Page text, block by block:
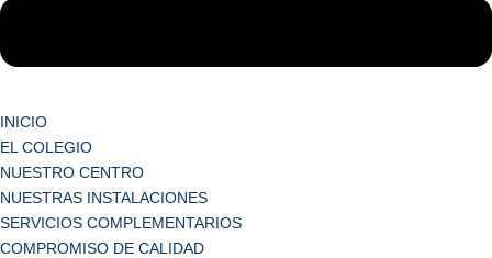
INICIO
EL COLEGIO
NUESTRO CENTRO
NUESTRAS INSTALACIONES
SERVICIOS COMPLEMENTARIOS
COMPROMISO DE CALIDAD